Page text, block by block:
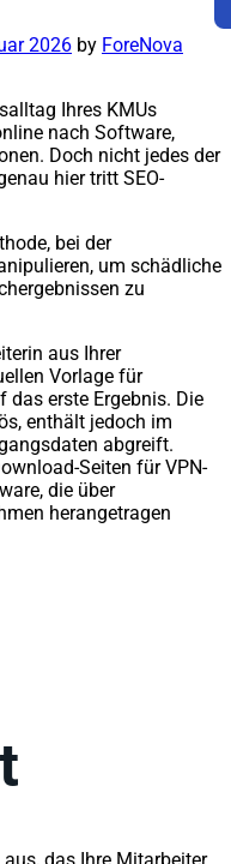
2026 by ForeNova
Ihres KMUs
nach Software,
Doch nicht jedes der
hier tritt SEO-
bei der
um schädliche
zu
aus Ihrer
Vorlage für
das erste Ergebnis. Die
enthält jedoch im
abgreift.
Seiten für VPN-
die über
herangetragen